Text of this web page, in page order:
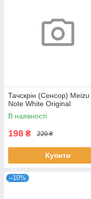
Тачскрін (Сенсор) Meizu
Note White Original
В наявності
198 ₴ 220 ₴
Купити
–10%